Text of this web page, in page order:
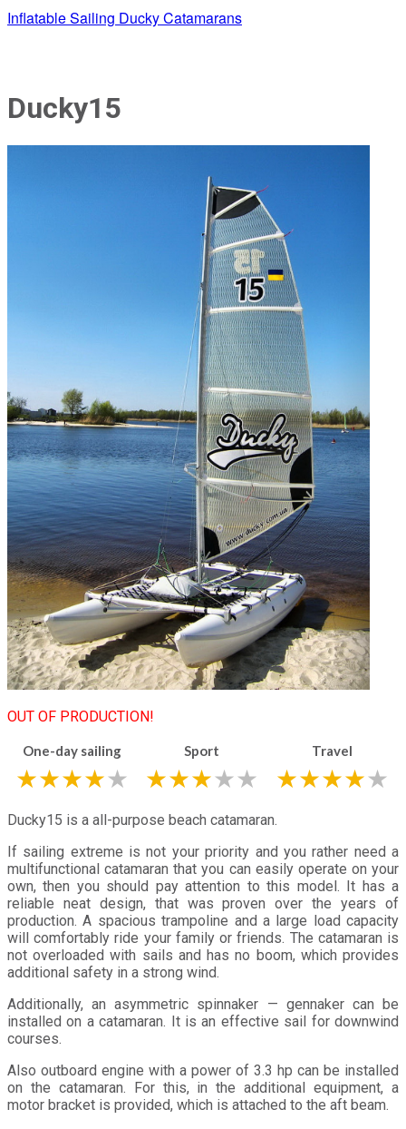
Inflatable Sailing Ducky Catamarans
Ducky15
OUT OF PRODUCTION!
One-day sailing Sport Travel
★★★★★ ★★★★★ ★★★★★
Ducky15 is a all-purpose beach catamaran.
If sailing extreme is not your priority and you rather need a
multifunctional catamaran that you can easily operate on your
own, then you should pay attention to this model. It has a
reliable neat design, that was proven over the years of
production. A spacious trampoline and a large load capacity
will comfortably ride your family or friends. The catamaran is
not overloaded with sails and has no boom, which provides
additional safety in a strong wind.
Additionally, an asymmetric spinnaker — gennaker can be
installed on a catamaran. It is an effective sail for downwind
courses.
Also outboard engine with a power of 3.3 hp can be installed
on the catamaran. For this, in the additional equipment, a
motor bracket is provided, which is attached to the aft beam.